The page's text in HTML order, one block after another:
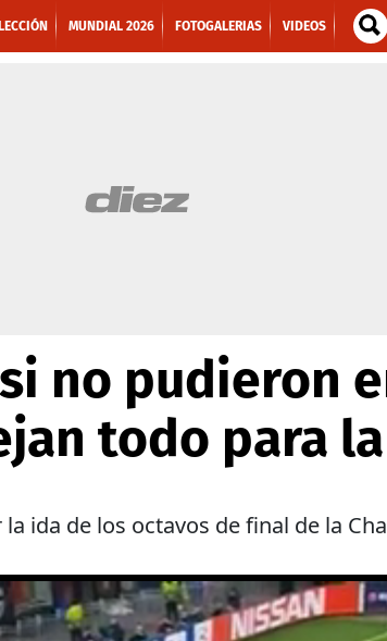
MUNDIAL 2026 FOTOGALERIAS VIDEOS
no pudieron
todo para
ida de los octavos de final de la